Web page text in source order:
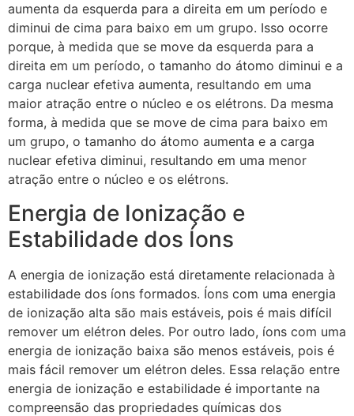
aumenta da esquerda para a direita em um período e
diminui de cima para baixo em um grupo. Isso ocorre
porque, à medida que se move da esquerda para a
direita em um período, o tamanho do átomo diminui e a
carga nuclear efetiva aumenta, resultando em uma
maior atração entre o núcleo e os elétrons. Da mesma
forma, à medida que se move de cima para baixo em
um grupo, o tamanho do átomo aumenta e a carga
nuclear efetiva diminui, resultando em uma menor
atração entre o núcleo e os elétrons.
Energia de Ionização e
Estabilidade dos Íons
A energia de ionização está diretamente relacionada à
estabilidade dos íons formados. Íons com uma energia
de ionização alta são mais estáveis, pois é mais difícil
remover um elétron deles. Por outro lado, íons com uma
energia de ionização baixa são menos estáveis, pois é
mais fácil remover um elétron deles. Essa relação entre
energia de ionização e estabilidade é importante na
compreensão das propriedades químicas dos